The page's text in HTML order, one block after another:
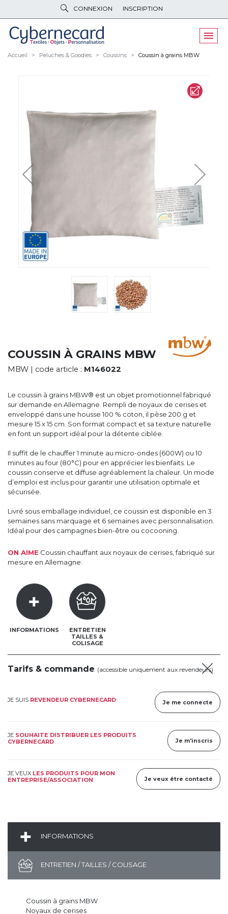
CONNEXION INSCRIPTION
VÊTEMENTSDE TRAVAIL
VÊTEMENTS D'IMAGE
PELUCHES & GOODIES
NOUVEAUTÉS
RESPONSABLE
CYBERNECARD
LA SOCIÉTÉ
SERVICES
CATALOGUES & TARIFS
TECHNIQUES MARQUAGE
Accueil Peluches & Goodies Coussins Coussin à grains MBW
COUSSIN À GRAINS MBW
MBW | code article : M146022
Le coussin à grains MBW® est un objet promotionnel fabriqué
sur demande en Allemagne. Rempli de noyaux de cerises et
enveloppé dans une housse 100 % coton, il pèse 200 g et
mesure 15 x 15 cm. Son format compact et sa texture naturelle
en font un support idéal pour la détente ciblée.
Il suffit de le chauffer 1 minute au micro-ondes (600W) ou 10
minutes au four (80°C) pour en apprécier les bienfaits. Le
coussin conserve et diffuse agréablement la chaleur. Un mode
d’emploi est inclus pour garantir une utilisation optimale et
sécurisée.
Livré sous emballage individuel, ce coussin est disponible en 3
semaines sans marquage et 6 semaines avec personnalisation.
Idéal pour des campagnes bien-être ou cocooning.
ON AIME Coussin chauffant aux noyaux de cerises, fabriqué sur
mesure en Allemagne.
INFORMATIONS
ENTRETIEN
TAILLES &
COLISAGE
Tarifs & commande (accessible uniquement aux revendeurs)
JE SUIS REVENDEUR CYBERNECARD Je me connecte
JE SOUHAITE DISTRIBUER LES PRODUITS
CYBERNECARD
Je m'inscris
JE VEUX LES PRODUITS POUR MON
ENTREPRISE/ASSOCIATION
Je veux être contacté
INFORMATIONS
ENTRETIEN / TAILLES / COLISAGE
Coussin à grains MBW
Noyaux de cerises